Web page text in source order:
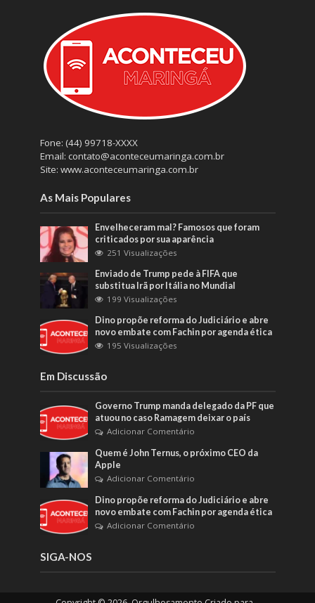
Fone: (44) 99718-XXXX
Email: contato@aconteceumaringa.com.br
Site: www.aconteceumaringa.com.br
As Mais Populares
Envelheceram mal? Famosos que foram
criticados por sua aparência
251 Visualizações
Enviado de Trump pede à FIFA que
substitua Irã por Itália no Mundial
199 Visualizações
Dino propõe reforma do Judiciário e abre
novo embate com Fachin por agenda ética
195 Visualizações
Em Discussão
Governo Trump manda delegado da PF que
atuou no caso Ramagem deixar o país
Adicionar Comentário
Quem é John Ternus, o próximo CEO da
Apple
Adicionar Comentário
Dino propõe reforma do Judiciário e abre
novo embate com Fachin por agenda ética
Adicionar Comentário
SIGA-NOS